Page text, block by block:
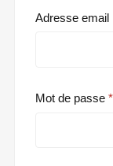
Adresse email
Mot de passe